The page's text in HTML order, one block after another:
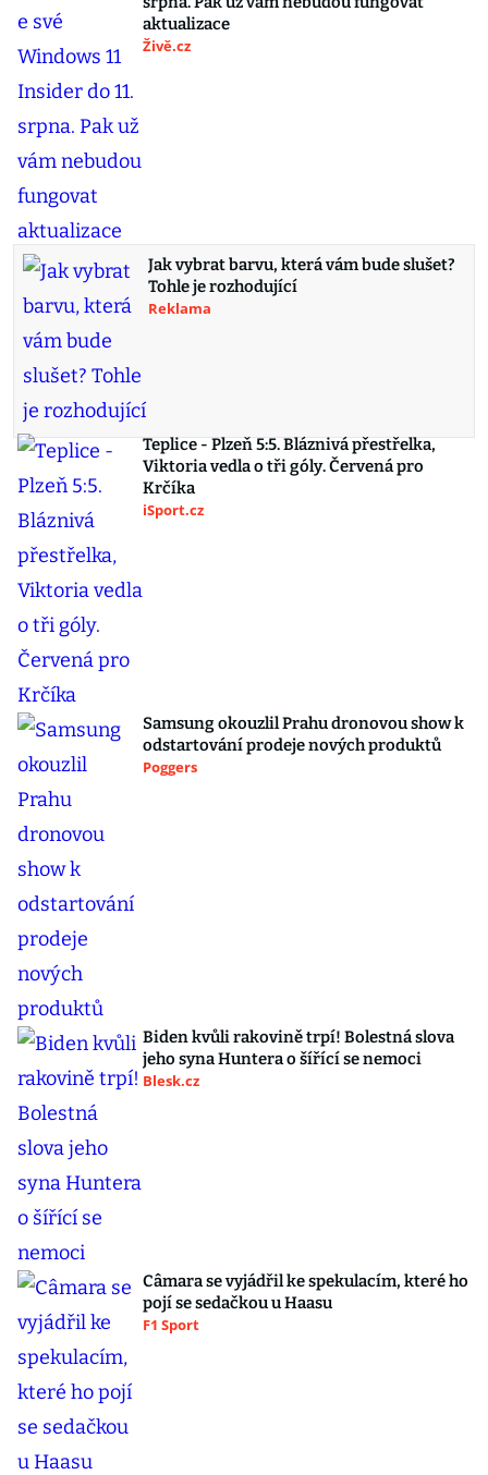
aktualizace
Živě.cz
Jak vybrat barvu, která vám bude slušet?
Tohle je rozhodující
Reklama
Teplice - Plzeň 5:5. Bláznivá přestřelka,
Viktoria vedla o tři góly. Červená pro
Krčíka
iSport.cz
Samsung okouzlil Prahu dronovou show k
odstartování prodeje nových produktů
Poggers
Biden kvůli rakovině trpí! Bolestná slova
jeho syna Huntera o šířící se nemoci
Blesk.cz
Câmara se vyjádřil ke spekulacím, které ho
pojí se sedačkou u Haasu
F1 Sport